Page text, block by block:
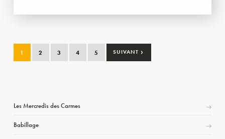
1 2 3 4 5 SUIVANT ›
Les Mercredis des Carmes
Babillage